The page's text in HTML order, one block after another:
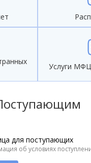
Услуги МФЦ
для поступающих
об условиях